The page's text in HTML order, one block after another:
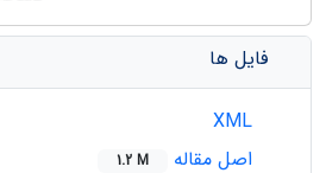
فایل ها
اصل مقاله
1.2 M